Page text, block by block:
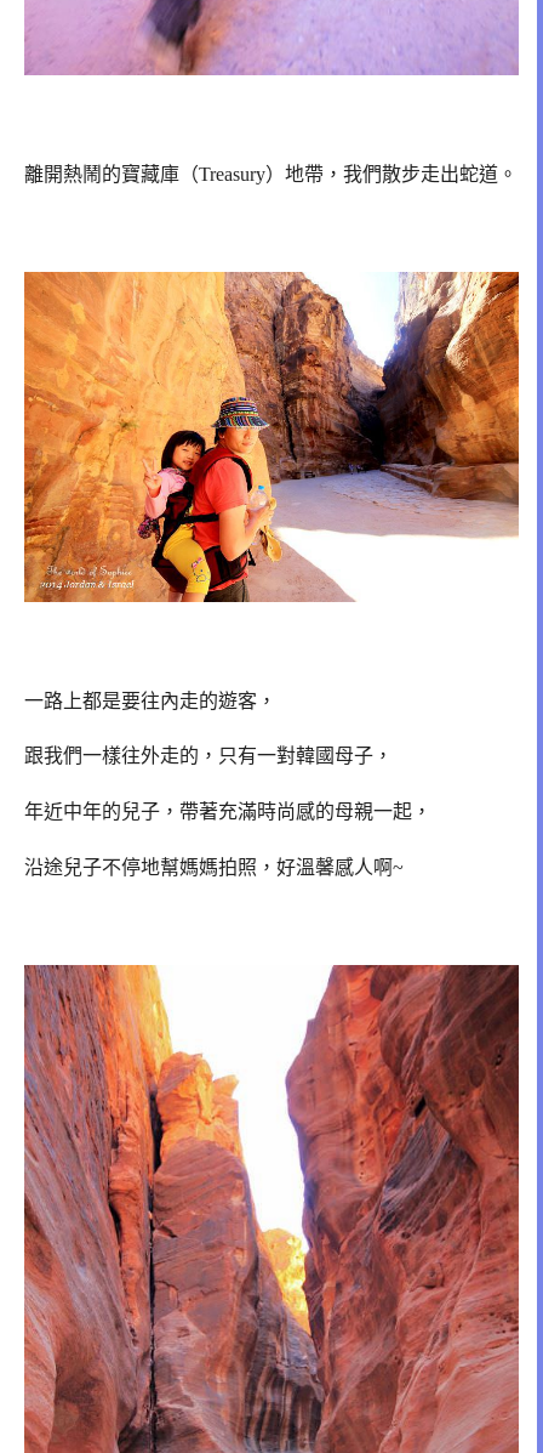
離開熱鬧的寶藏庫（Treasury）地帶，我們散步走出蛇道。
一路上都是要往內走的遊客，
跟我們一樣往外走的，只有一對韓國母子，
年近中年的兒子，帶著充滿時尚感的母親一起，
沿途兒子不停地幫媽媽拍照，好溫馨感人啊~